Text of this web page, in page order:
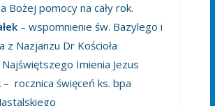
Bożej pomocy na cały rok.
– wspomnienie św. Bazylego i
z Nazjanzu Dr Kościoła
Najświętszego Imienia Jezus
– rocznica święceń ks. bpa